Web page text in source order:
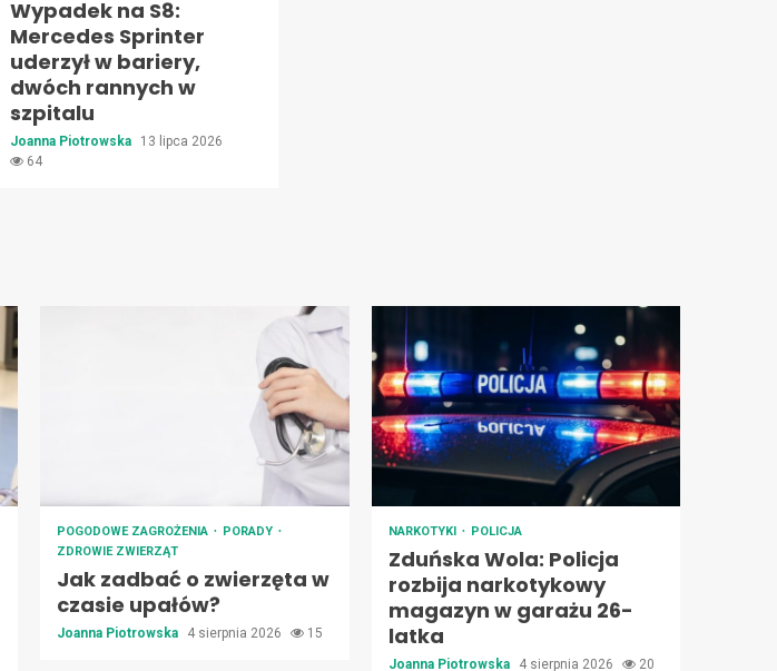
Wypadek na S8:
Mercedes Sprinter
uderzył w bariery,
dwóch rannych w
szpitalu
Joanna Piotrowska
13 lipca 2026
64
POGODOWE ZAGROŻENIA
PORADY
ZDROWIE ZWIERZĄT
Jak zadbać o zwierzęta w
czasie upałów?
Joanna Piotrowska 4 sierpnia 2026 15
NARKOTYKI POLICJA
Zduńska Wola: Policja
rozbija narkotykowy
magazyn w garażu 26-
latka
Joanna Piotrowska 4 sierpnia 2026 20